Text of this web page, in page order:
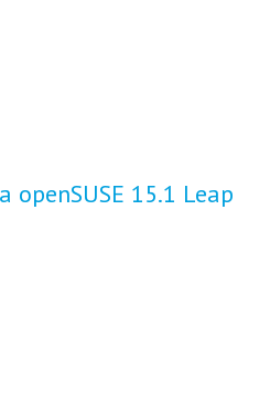
openSUSE 15.1 Leap